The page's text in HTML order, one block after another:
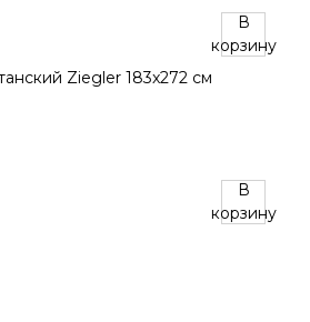
В
корзину
В
корзину